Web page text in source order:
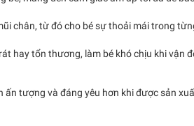
chân, từ đó cho bé sự thoải mái trong
hay tổn thương, làm bé khó chịu khi vận
tượng và đáng yêu hơn khi được sản